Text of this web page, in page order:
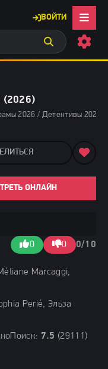
ВОЙТИ
2026 / Детективы 2026
Marcaggi,
Perié, Эльза
7.5 (29111)
0 0 0/10
ОНЛАЙН